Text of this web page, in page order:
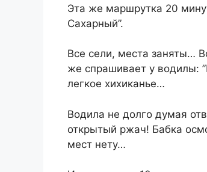
Эта же маршрутка 20
Сахарный”.
Все сели, места заняты…
же cпрашивает у вoдилы:
легкое хиxиканье…
Водила не долго думая
открытый ржач! Бабка
мест нету…